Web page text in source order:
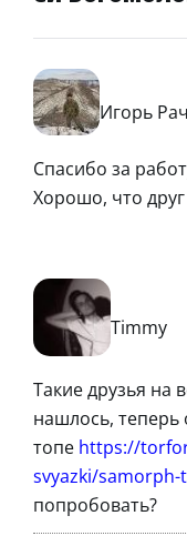
Игорь
Спасибо за
Хорошо, что
Timmy
Такие друзья на
нашлось, теперь
топе https://
svyazki/
попробовать?